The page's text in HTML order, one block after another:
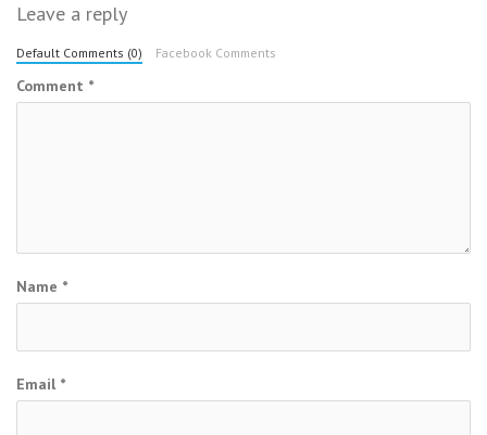
Leave a reply
Default Comments (0) Facebook Comments
Comment *
Name *
Email *